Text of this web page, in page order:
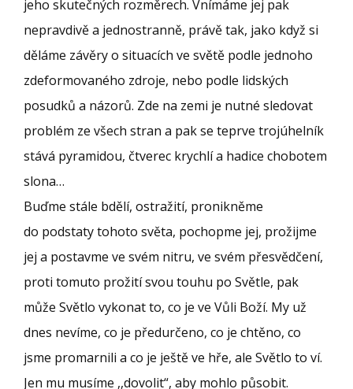
jeho skutečných rozměrech. Vnímáme jej pak
nepravdivě a jednostranně, právě tak, jako když si
děláme závěry o situacích ve světě podle jednoho
zdeformovaného zdroje, nebo podle lidských
posudků a názorů. Zde na zemi je nutné sledovat
problém ze všech stran a pak se teprve trojúhelník
stává pyramidou, čtverec krychlí a hadice chobotem
slona…
Buďme stále bdělí, ostražití, pronikněme
do podstaty tohoto světa, pochopme jej, prožijme
jej a postavme ve svém nitru, ve svém přesvědčení,
proti tomuto prožití svou touhu po Světle, pak
může Světlo vykonat to, co je ve Vůli Boží. My už
dnes nevíme, co je předurčeno, co je chtěno, co
jsme promarnili a co je ještě ve hře, ale Světlo to ví.
Jen mu musíme ,,dovolit“, aby mohlo působit.